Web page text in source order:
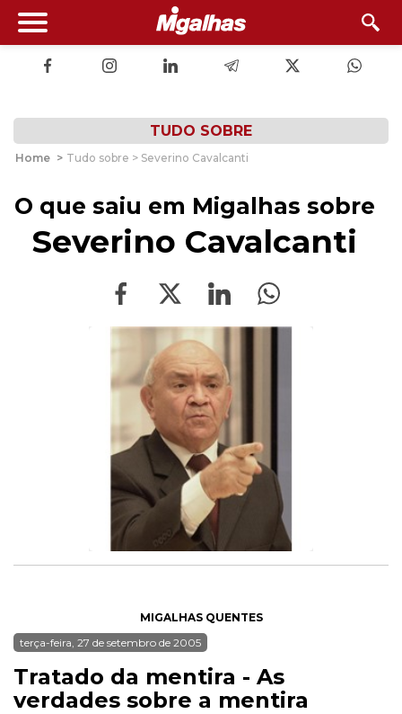
TUDO SOBRE
Home > Tudo sobre > Severino Cavalcanti
O que saiu em Migalhas sobre
Severino Cavalcanti
MIGALHAS QUENTES
terça-feira, 27 de setembro de 2005
Tratado da mentira - As
verdades sobre a mentira